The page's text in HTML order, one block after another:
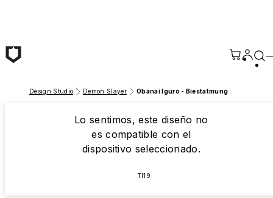
Design Studio Demon Slayer Obanai Iguro - Biestatmung
Lo sentimos, este diseño no
es compatible con el
dispositivo seleccionado.
TI19